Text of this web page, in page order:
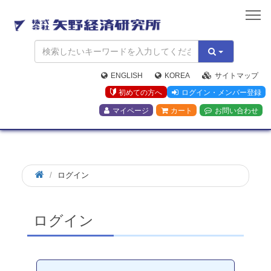
矢
野
経
済
研
究
所
ENGLISH KOREA
サイトマップ
初めての方へ
ログイン・メンバー登録
マイページ カート お問い合わせ
ログイン
ログイン